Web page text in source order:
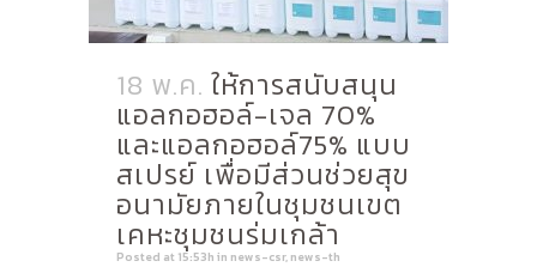
18 พ.ค. ให้การสนับสนุน
แอลกอฮอล์-เจล 70%
และแอลกอฮอล์75% แบบ
สเปรย์ เพื่อมีส่วนช่วยสุข
อนามัยภายในชุมชนเขต
เคหะชุมชนร่มเกล้า
Posted at 15:53h in news-csr, news-th